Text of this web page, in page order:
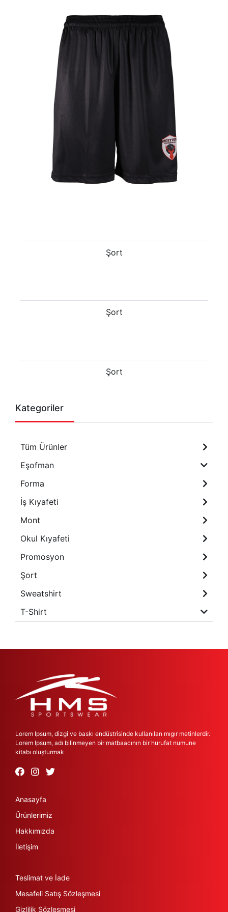
Kategoriler
Tüm Ürünler
Eşofman
Forma
İş Kıyafeti
Mont
Okul Kıyafeti
Promosyon
Şort
Sweatshirt
T-Shirt
Şort
Şort
Şort
Lorem Ipsum, dizgi ve baskı endüstrisinde kullanılan mıgır metinlerdir.
Lorem Ipsum, adı bilinmeyen bir matbaacının bir hurufat numune
kitabı oluşturmak
Anasayfa
Ürünlerimiz
Hakkımızda
İletişim
Teslimat ve İade
Mesafeli Satış Sözleşmesi
Gizlilik Sözleşmesi